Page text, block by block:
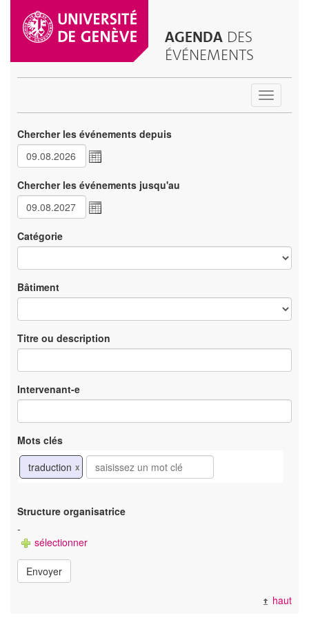
AGENDA DES
ÉVÉNEMENTS
Toggle
Chercher les événements depuis
Chercher les événements jusqu'au
Catégorie
Bâtiment
Titre ou description
Intervenant-e
Mots clés
traduction x
Structure organisatrice
-
sélectionner
Envoyer
haut